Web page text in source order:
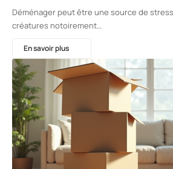
Déménager peut être une source de
créatures notoirement…
En savoir plus